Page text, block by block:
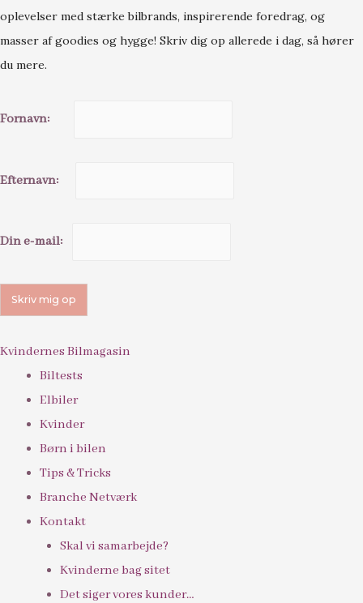
oplevelser med stærke bilbrands, inspirerende foredrag, og
masser af goodies og hygge! Skriv dig op allerede i dag, så hører
du mere.
Fornavn:
Efternavn:
Din e-mail:
Kvindernes Bilmagasin
Biltests
Elbiler
Kvinder
Børn i bilen
Tips & Tricks
Branche Netværk
Kontakt
Skal vi samarbejde?
Kvinderne bag sitet
Det siger vores kunder…